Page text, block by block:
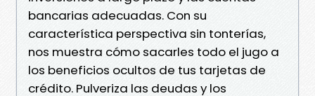
bancarias adecuadas. Con su
característica perspectiva sin tonterías,
nos muestra cómo sacarles todo el jugo a
los beneficios ocultos de tus tarjetas de
crédito. Pulveriza las deudas y los